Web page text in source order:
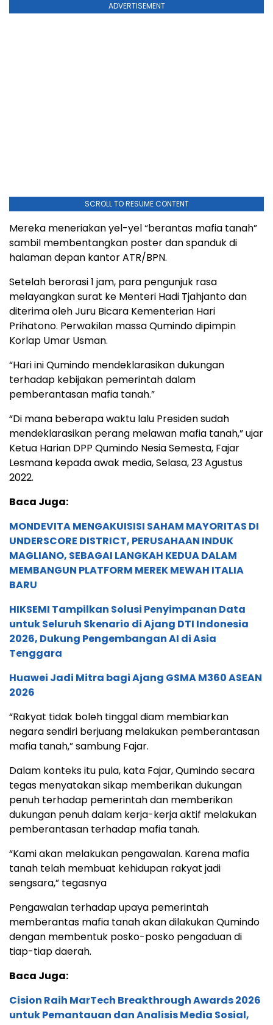
ADVERTISEMENT
SCROLL TO RESUME CONTENT
Mereka meneriakan yel-yel “berantas mafia tanah”
sambil membentangkan poster dan spanduk di
halaman depan kantor ATR/BPN.
Setelah berorasi 1 jam, para pengunjuk rasa
melayangkan surat ke Menteri Hadi Tjahjanto dan
diterima oleh Juru Bicara Kementerian Hari
Prihatono. Perwakilan massa Qumindo dipimpin
Korlap Umar Usman.
“Hari ini Qumindo mendeklarasikan dukungan
terhadap kebijakan pemerintah dalam
pemberantasan mafia tanah.”
“Di mana beberapa waktu lalu Presiden sudah
mendeklarasikan perang melawan mafia tanah,” ujar
Ketua Harian DPP Qumindo Nesia Semesta, Fajar
Lesmana kepada awak media, Selasa, 23 Agustus
2022.
Baca Juga:
MONDEVITA MENGAKUISISI SAHAM MAYORITAS DI
UNDERSCORE DISTRICT, PERUSAHAAN INDUK
MAGLIANO, SEBAGAI LANGKAH KEDUA DALAM
MEMBANGUN PLATFORM MEREK MEWAH ITALIA
BARU
HIKSEMI Tampilkan Solusi Penyimpanan Data
untuk Seluruh Skenario di Ajang DTI Indonesia
2026, Dukung Pengembangan AI di Asia
Tenggara
Huawei Jadi Mitra bagi Ajang GSMA M360 ASEAN
2026
“Rakyat tidak boleh tinggal diam membiarkan
negara sendiri berjuang melakukan pemberantasan
mafia tanah,” sambung Fajar.
Dalam konteks itu pula, kata Fajar, Qumindo secara
tegas menyatakan sikap memberikan dukungan
penuh terhadap pemerintah dan memberikan
dukungan penuh dalam kerja-kerja aktif melakukan
pemberantasan terhadap mafia tanah.
“Kami akan melakukan pengawalan. Karena mafia
tanah telah membuat kehidupan rakyat jadi
sengsara,” tegasnya
Pengawalan terhadap upaya pemerintah
memberantas mafia tanah akan dilakukan Qumindo
dengan membentuk posko-posko pengaduan di
tiap-tiap daerah.
Baca Juga:
Cision Raih MarTech Breakthrough Awards 2026
untuk Pemantauan dan Analisis Media Sosial,